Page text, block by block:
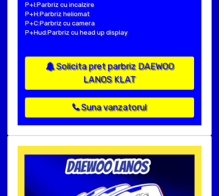
P+I:Parbriz cu incalzire
P+H:Parbriz heliomat
P+C:Parbriz cu camera
P+Hud:Parbriz cu head up display
Solicita pret parbriz DAEWOO
LANOS KLAT
Suna vanzatorul